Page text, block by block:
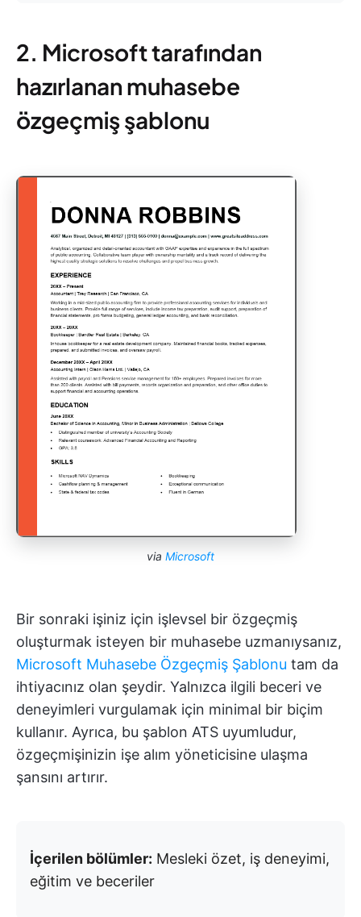
2. Microsoft tarafından
hazırlanan muhasebe
özgeçmiş şablonu
via Microsoft
Bir sonraki işiniz için işlevsel bir özgeçmiş
oluşturmak isteyen bir muhasebe uzmanıysanız,
Microsoft Muhasebe Özgeçmiş Şablonu tam da
ihtiyacınız olan şeydir. Yalnızca ilgili beceri ve
deneyimleri vurgulamak için minimal bir biçim
kullanır. Ayrıca, bu şablon ATS uyumludur,
özgeçmişinizin işe alım yöneticisine ulaşma
şansını artırır.
İçerilen bölümler: Mesleki özet, iş deneyimi,
eğitim ve beceriler